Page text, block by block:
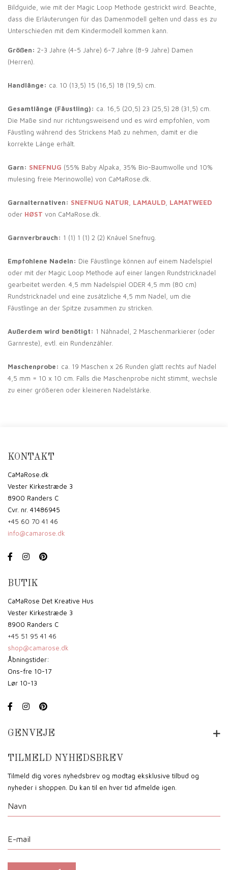
Bildguide, wie mit der Magic Loop Methode gestrickt wird. Beachte,
dass die Erläuterungen für das Damenmodell gelten und dass es zu
Unterschieden mit dem Kindermodell kommen kann.
Größen: 2-3 Jahre (4-5 Jahre) 6-7 Jahre (8-9 Jahre) Damen
(Herren).
Handlänge: ca. 10 (13,5) 15 (16,5) 18 (19,5) cm.
Gesamtlänge (Fäustling): ca. 16,5 (20,5) 23 (25,5) 28 (31,5) cm.
Die Maße sind nur richtungsweisend und es wird empfohlen, vom
Fäustling während des Strickens Maß zu nehmen, damit er die
korrekte Länge erhält.
Garn: SNEFNUG (55% Baby Alpaka, 35% Bio-Baumwolle und 10%
mulesing freie Merinowolle) von CaMaRose.dk.
Garnalternativen: SNEFNUG NATUR LAMAULD LAMATWEED
oder HØST von CaMaRose.dk.
Garnverbrauch: 1 (1) 1 (1) 2 (2) Knäuel Snefnug.
Empfohlene Nadeln: Die Fäustlinge können auf einem Nadelspiel
oder mit der Magic Loop Methode auf einer langen Rundstricknadel
gearbeitet werden. 4,5 mm Nadelspiel ODER 4,5 mm (80 cm)
Rundstricknadel und eine zusätzliche 4,5 mm Nadel, um die
Fäustlinge an der Spitze zusammen zu stricken.
Außerdem wird benötigt: 1 Nähnadel, 2 Maschenmarkierer (oder
Garnreste), evtl. ein Rundenzähler.
Maschenprobe: ca. 19 Maschen x 26 Runden glatt rechts auf Nadel
4,5 mm = 10 x 10 cm. Falls die Maschenprobe nicht stimmt, wechsle
zu einer größeren oder kleineren Nadelstärke.
KONTAKT
CaMaRose.dk
Vester Kirkestræde 3
8900 Randers C
Cvr. nr. 41486945
+45 60 70 41 46
info@camarose.dk
BUTIK
CaMaRose Det Kreative Hus
Vester Kirkestræde 3
8900 Randers C
+45 51 95 41 46
shop@camarose.dk
Åbningstider:
Ons-fre 10-17
Lør 10-13
GENVEJE
TILMELD NYHEDSBREV
Tilmeld dig vores nyhedsbrev og modtag eksklusive tilbud og
nyheder i shoppen. Du kan til en hver tid afmelde igen.